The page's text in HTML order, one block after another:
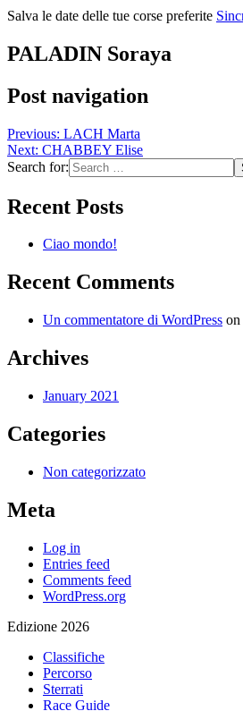
Salva le date delle tue corse preferite
PALADIN Soraya
Post navigation
Previous: LACH Marta
Next: CHABBEY Elise
Search for:
Recent Posts
Ciao mondo!
Recent Comments
Un commentatore di WordPress on
Archives
January 2021
Categories
Non categorizzato
Meta
Log in
Entries feed
Comments feed
WordPress.org
Edizione 2026
Classifiche
Percorso
Sterrati
Race Guide